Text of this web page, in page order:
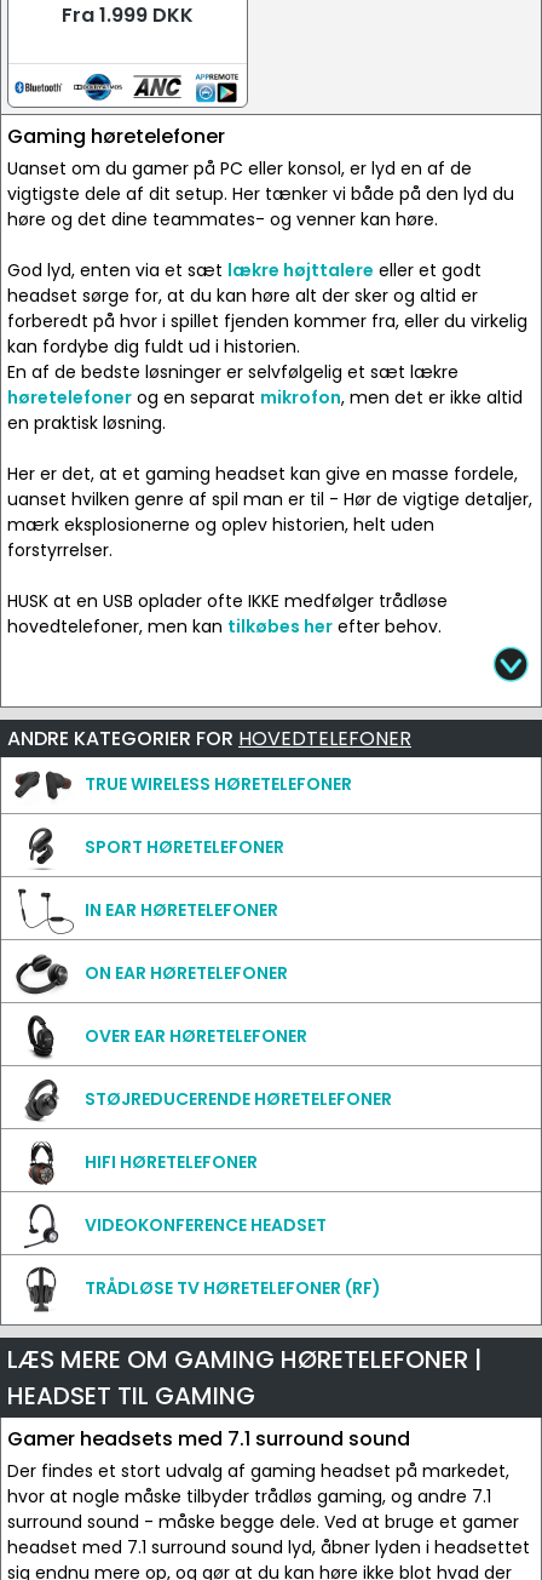
Fra 1.999 DKK
Gaming høretelefoner
Uanset om du gamer på PC eller konsol, er lyd en af de
vigtigste dele af dit setup. Her tænker vi både på den lyd du
høre og det dine teammates- og venner kan høre.
God lyd, enten via et sæt lækre højttalere eller et godt
headset sørge for, at du kan høre alt der sker og altid er
forberedt på hvor i spillet fjenden kommer fra, eller du virkelig
kan fordybe dig fuldt ud i historien.
En af de bedste løsninger er selvfølgelig et sæt lækre
høretelefoner og en separat mikrofon, men det er ikke altid
en praktisk løsning.
Her er det, at et gaming headset kan give en masse fordele,
uanset hvilken genre af spil man er til - Hør de vigtige detaljer,
mærk eksplosionerne og oplev historien, helt uden
forstyrrelser.
HUSK at en USB oplader ofte IKKE medfølger trådløse
hovedtelefoner, men kan tilkøbes her efter behov.
ANDRE KATEGORIER FOR HOVEDTELEFONER
TRUE WIRELESS HØRETELEFONER
SPORT HØRETELEFONER
IN EAR HØRETELEFONER
ON EAR HØRETELEFONER
OVER EAR HØRETELEFONER
STØJREDUCERENDE HØRETELEFONER
HIFI HØRETELEFONER
VIDEOKONFERENCE HEADSET
TRÅDLØSE TV HØRETELEFONER (RF)
LÆS MERE OM GAMING HØRETELEFONER |
HEADSET TIL GAMING
Gamer headsets med 7.1 surround sound
Der findes et stort udvalg af gaming headset på markedet,
hvor at nogle måske tilbyder trådløs gaming, og andre 7.1
surround sound - måske begge dele. Ved at bruge et gamer
headset med 7.1 surround sound lyd, åbner lyden i headsettet
sig endnu mere op, og gør at du kan høre ikke blot hvad der